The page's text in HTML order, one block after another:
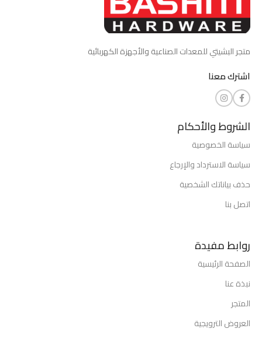
متجر البشيتي للمعدات الصناعية والأجهزة الكهربائية
اشترك معنا
الشروط والأحكام
سياسة الخصوصية
سياسة الاسترداد والإرجاع
حذف بياناتك الشخصية
اتصل بنا
روابط مفيدة
الصفحة الرئيسية
نبذة عنا
المتجر
العروض الترويجية